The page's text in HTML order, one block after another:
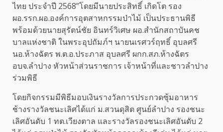
ไทย ประจำปี 2568”โดยมีนายประสิทธิ์ เกิดโต รอง
ผอ.รรก.ผอ.องค์การอุตสาหกรรมป่าไม้ เป็นประธานพิธี
พร้อมด้วยนายสุรัตน์ชัย อินทร์วิเศษ ผอ.สำนักสถาบันคช
บาลแห่งชาติ ในพระอุปถัมภ์ฯ นายนเรศวร์ฤทธิ์ อุบลศรี
นอ.ห้างฉัตร พ.ต.อ.ประภาส อุบลศรี ผกก.สภ.ห้างฉัตร
อบจ.ลำปาง หัวหน้าส่วนราชการ เจ้าหน้าที่และชาวลำปาง
ร่วมพิธี
โดยกิจกรรมมีพิธีมอบเงินรางวัลการประกวดซุ้มอาหาร
ช้างรางวัลชนะเลิศได้แก่ ม.สวนดุสิต ศูนย์ลำปาง รองชนะ
เลิศอันดับ 1 ทต.เวียงตาล และรางวัลรองชนะเลิศอันดับ 2